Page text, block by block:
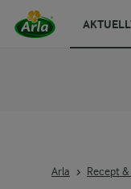
Arla Recept